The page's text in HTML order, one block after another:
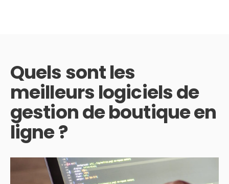
Quels sont les
meilleurs logiciels de
gestion de boutique en
ligne ?